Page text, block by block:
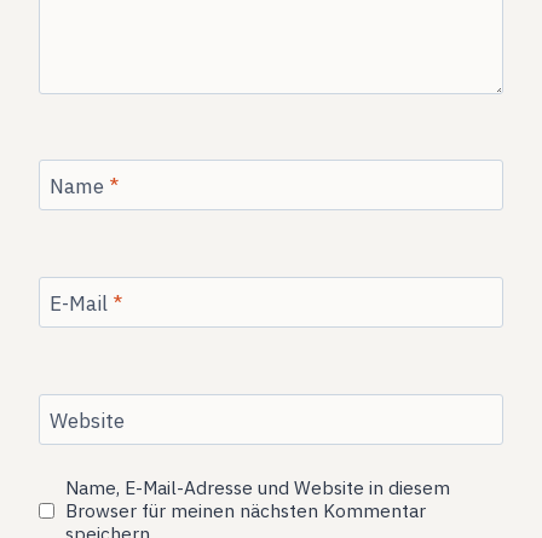
Name *
E-Mail *
Website
Name, E-Mail-Adresse und Website in diesem
Browser für meinen nächsten Kommentar
speichern.